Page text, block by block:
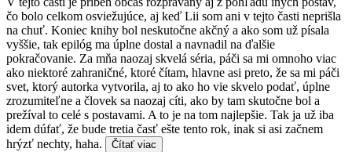
čo bolo celkom osviežujúce, aj keď Lii som ani v tejto časti neprišla
na chuť. Koniec knihy bol neskutočne akčný a ako som už písala
vyššie, tak epilóg ma úplne dostal a navnadil na ďalšie
pokračovanie. Za mňa naozaj skvelá séria, páči sa mi omnoho viac
ako niektoré zahraničné, ktoré čítam, hlavne asi preto, že sa mi páči
svet, ktorý autorka vytvorila, aj to ako ho vie skvelo podať, úplne
zrozumiteľne a človek sa naozaj cíti, ako by tam skutočne bol a
prežíval to celé s postavami. A to je na tom najlepšie. Tak ja už iba
idem dúfať, že bude tretia časť ešte tento rok, inak si asi začnem
hrýzť nechty, haha.
Čítať viac